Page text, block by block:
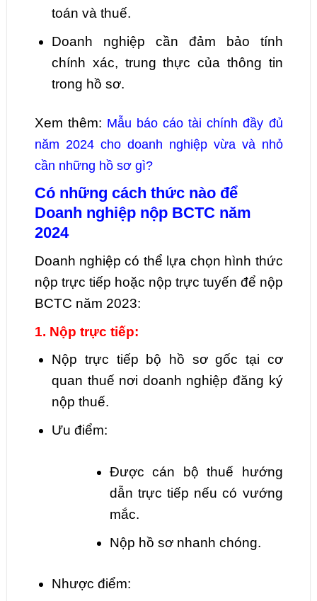
toán và thuế.
Doanh nghiệp cần đảm bảo tính
chính xác, trung thực của thông tin
trong hồ sơ.
Xem thêm: Mẫu báo cáo tài chính đầy đủ
năm 2024 cho doanh nghiệp vừa và nhỏ
cần những hồ sơ gì?
Có những cách thức nào để
Doanh nghiệp nộp BCTC năm
2024
Doanh nghiệp có thể lựa chọn hình thức
nộp trực tiếp hoặc nộp trực tuyến để nộp
BCTC năm 2023:
1. Nộp trực tiếp:
Nộp trực tiếp bộ hồ sơ gốc tại cơ
quan thuế nơi doanh nghiệp đăng ký
nộp thuế.
Ưu điểm:
Được cán bộ thuế hướng
dẫn trực tiếp nếu có vướng
mắc.
Nộp hồ sơ nhanh chóng.
Nhược điểm: